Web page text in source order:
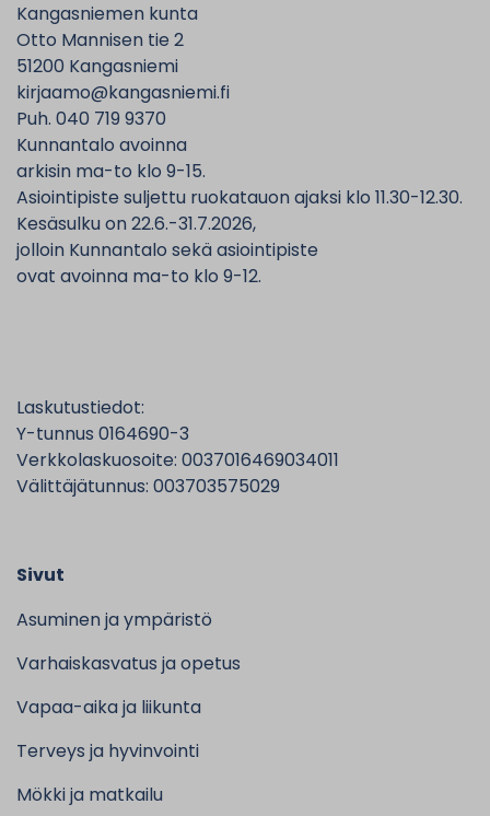
Kangasniemen kunta
Otto Mannisen tie 2
51200 Kangasniemi
kirjaamo@kangasniemi.fi
Puh. 040 719 9370
Kunnantalo avoinna
arkisin ma-to klo 9-15.
Asiointipiste suljettu ruokatauon ajaksi klo 11.30-12.30.
Kesäsulku on 22.6.-31.7.2026,
jolloin Kunnantalo sekä asiointipiste
ovat avoinna ma-to klo 9-12.
Laskutustiedot:
Y-tunnus 0164690-3
Verkkolaskuosoite: 0037016469034011
Välittäjätunnus: 003703575029
Sivut
Asuminen ja ympäristö
Varhaiskasvatus ja opetus
Vapaa-aika ja liikunta
Terveys ja hyvinvointi
Mökki ja matkailu